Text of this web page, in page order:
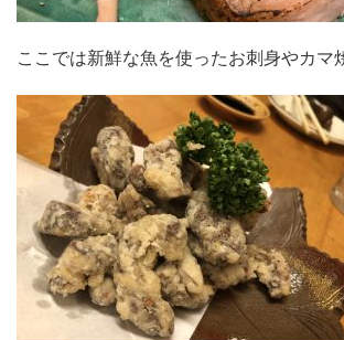
ここでは新鮮な魚を使ったお刺身やカマ